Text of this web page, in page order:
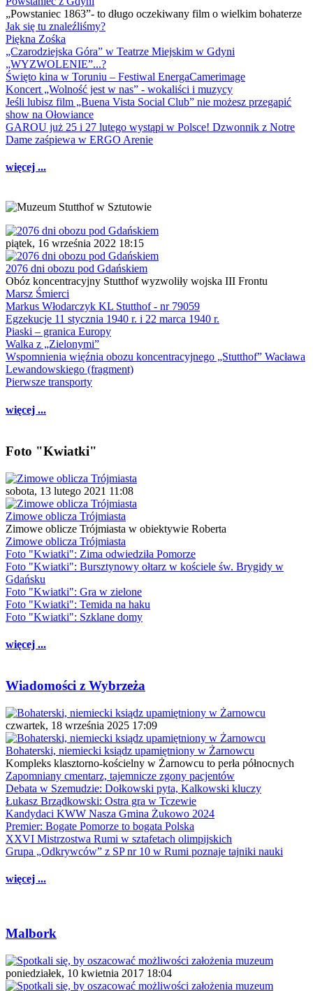
„Powstaniec 1863”- to długo oczekiwany film o wielkim bohaterze
Jak się tu znaleźliśmy?
Piękna Zośka
„Czarodziejska Góra” w Teatrze Miejskim w Gdyni
„WYZWOLENIE”...?
Święto kina w Toruniu – Festiwal EnergaCamerimage
Koncert „Wolność jest w nas” - wokaliści i muzycy
Jeśli lubisz film „Buena Vista Social Club” nie możesz przegapić
show na Ołowiance
GAROU już 25 i 27 lutego wystąpi w Polsce! Dzwonnik z Notre
Dame zaśpiewa w ERGO Arenie
więcej ...
piątek, 16 września 2022 18:15
2076 dni obozu pod Gdańskiem
Obóz koncentracyjny Stutthof wyzwoliły wojska III Frontu
Marsz Śmierci
Markus Włodarczyk KL Stutthof - nr 79059
Egzekucje 11 stycznia 1940 r. i 22 marca 1940 r.
Piaski – granica Europy
Walka z „Zielonymi”
Wspomnienia więźnia obozu koncentracyjnego „Stutthof” Wacława
Lewandowskiego (fragment)
Pierwsze transporty
więcej ...
Foto "Kwiatki"
sobota, 13 lutego 2021 11:08
Zimowe oblicza Trójmiasta
Zimowe oblicze Trójmiasta w obiektywie Roberta
Zimowe oblicza Trójmiasta
Foto "Kwiatki": Zima odwiedziła Pomorze
Foto "Kwiatki": Bursztynowy ołtarz w kościele św. Brygidy w
Gdańsku
Foto "Kwiatki": Gra w zielone
Foto "Kwiatki": Temida na haku
Foto "Kwiatki": Szklane domy
więcej ...
Wiadomości z Wybrzeża
czwartek, 18 września 2025 17:09
Bohaterski, niemiecki ksiądz upamiętniony w Żarnowcu
Kompleks klasztorno-kościelny w Żarnowcu to perła północnych
Zapomniany cmentarz, tajemnicze zgony pacjentów
Debata w Szemudzie: Dołkowski pyta, Kalkowski kluczy
Łukasz Brządkowski: Ostra gra w Tczewie
Kandydaci KWW Nasza Gmina Żukowo 2024
Premier: Bogate Pomorze to bogata Polska
XXVI Mistrzostwa Rumi w sztafetach olimpijskich
Grupa „Odkrywców” z SP nr 10 w Rumi poznaje tajniki nauki
więcej ...
Malbork
poniedziałek, 10 kwietnia 2017 18:04